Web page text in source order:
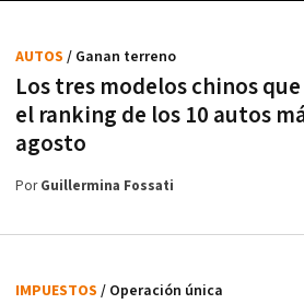
Los tres modelos chinos
el ranking de los 10 autos
agosto
AUTOS / Ganan terreno
PorGuillermina Fossati
IMPUESTOS / Operación única